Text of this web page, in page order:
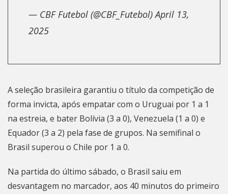
— CBF Futebol (@CBF_Futebol)April 13,
2025
A seleção brasileira garantiu o título da competição de
forma invicta, após empatar com o Uruguai por 1 a 1
na estreia, e bater Bolívia (3 a 0), Venezuela (1 a 0) e
Equador (3 a 2) pela fase de grupos. Na semifinal o
Brasil superou o Chile por 1 a 0.
Na partida do último sábado, o Brasil saiu em
desvantagem no marcador, aos 40 minutos do primeiro